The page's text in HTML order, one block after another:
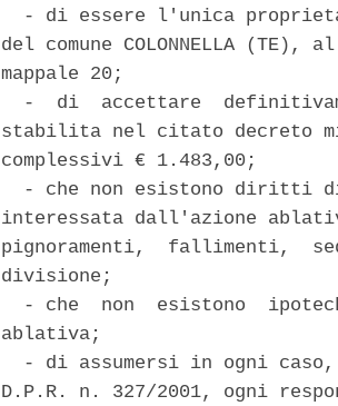
- di essere l'unica
del comune COLONNELLA
mappale 20;
-  di  accettare
stabilita nel citato decreto
complessivi € 1.483,00;
- che non esistono diritti
interessata dall'azione
pignoramenti,  fallimenti,
divisione;
- che  non  esistono
ablativa;
- di assumersi in ogni
D.P.R. n. 327/2001, ogni